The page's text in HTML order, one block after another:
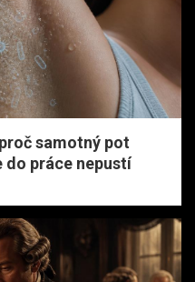
samotný pot
do práce nepustí